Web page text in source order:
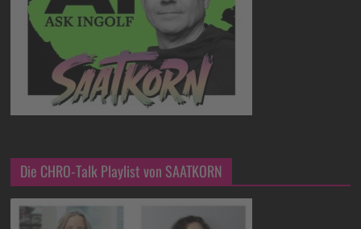
Die CHRO-Talk Playlist von SAATKORN